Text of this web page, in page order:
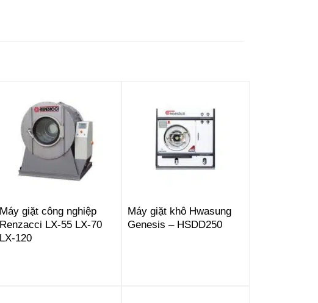
Máy giặt công nghiệp
Renzacci LX-55 LX-70
LX-120
Máy giặt khô Hwasung
Genesis – HSDD250